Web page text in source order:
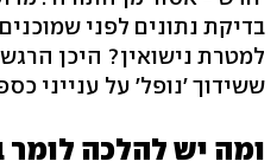
בדיקת נתונים לפני
למטרת נישואין? היכן
ששידוך 'נופל' על ענייני
ומה יש להלכה לומר